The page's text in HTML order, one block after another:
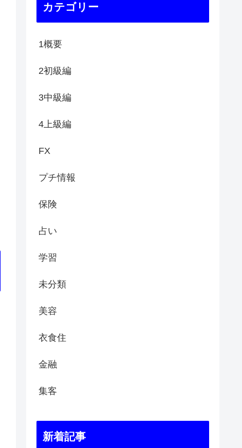
カテゴリー
1概要
2初級編
3中級編
4上級編
FX
プチ情報
保険
占い
学習
未分類
美容
衣食住
金融
集客
新着記事